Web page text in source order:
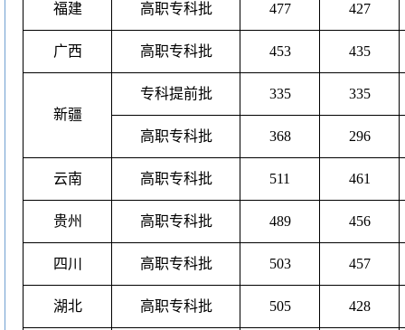
福建 高职专科批 477 427
广西 高职专科批 453 435
新疆
专科提前批 335 335
高职专科批 368 296
云南 高职专科批 511 461
贵州 高职专科批 489 456
四川 高职专科批 503 457
湖北 高职专科批 505 428